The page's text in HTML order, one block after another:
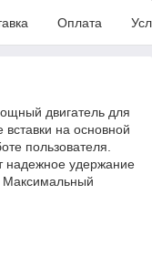
Оплата
двигатель для
на основной
пользователя.
надежное удержание
Максимальный